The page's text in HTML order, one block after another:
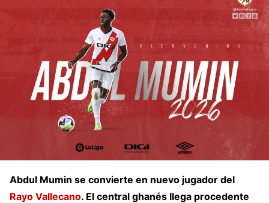
Abdul Mumin se convierte en nuevo jugador del
Rayo Vallecano. El central ghanés llega procedente